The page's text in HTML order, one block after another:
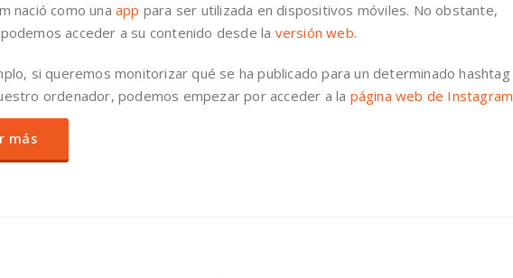
nació como una app para ser utilizada en dispositivos móviles. No obstante,
acceder a su contenido desde la versión web.
si queremos monitorizar qué se ha publicado para un determinado hashtag
ordenador, podemos empezar por acceder a la página web de Instagram
más